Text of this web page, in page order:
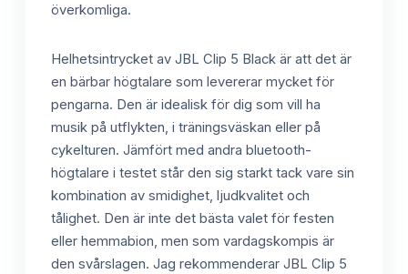
överkomliga.
Helhetsintrycket av JBL Clip 5 Black är att det är
en bärbar högtalare som levererar mycket för
pengarna. Den är idealisk för dig som vill ha
musik på utflykten, i träningsväskan eller på
cykelturen. Jämfört med andra bluetooth-
högtalare i testet står den sig starkt tack vare sin
kombination av smidighet, ljudkvalitet och
tålighet. Den är inte det bästa valet för festen
eller hemmabion, men som vardagskompis är
den svårslagen. Jag rekommenderar JBL Clip 5